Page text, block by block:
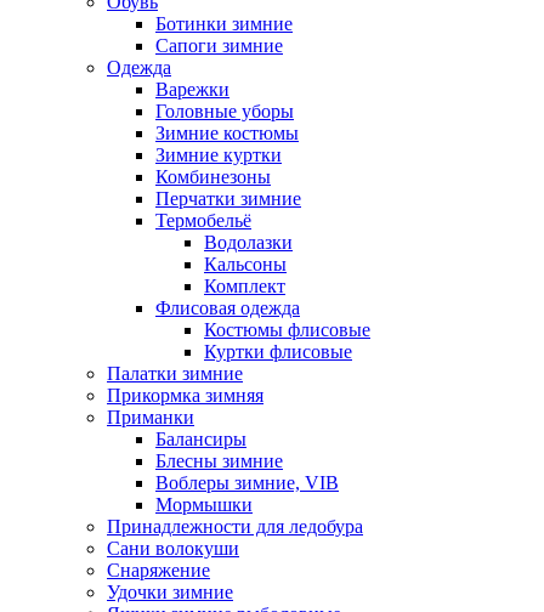
Ботинки зимние
Сапоги зимние
Одежда
Варежки
Головные уборы
Зимние костюмы
Зимние куртки
Комбинезоны
Перчатки зимние
Термобельё
Водолазки
Кальсоны
Комплект
Флисовая одежда
Костюмы флисовые
Куртки флисовые
Палатки зимние
Прикормка зимняя
Приманки
Балансиры
Блесны зимние
Воблеры зимние, VIB
Мормышки
Принадлежности для ледобура
Сани волокуши
Снаряжение
Удочки зимние